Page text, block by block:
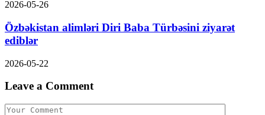
2026-05-26
Özbəkistan alimləri Diri Baba Türbəsini ziyarət
ediblər
2026-05-22
Leave a Comment